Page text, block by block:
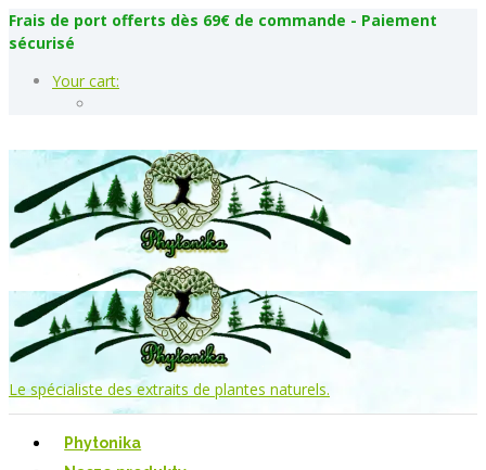
Frais de port offerts dès 69€ de commande - Paiement
sécurisé
Your cart:
Le spécialiste des extraits de plantes naturels.
Phytonika